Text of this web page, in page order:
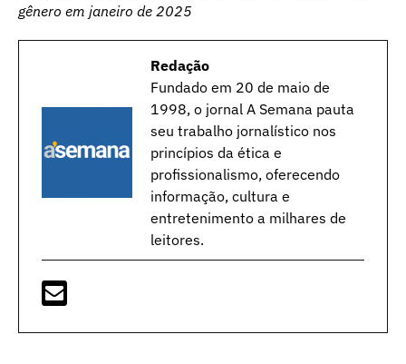
gênero em janeiro de 2025
Redação
Fundado em 20 de maio de
1998, o jornal A Semana pauta
seu trabalho jornalístico nos
princípios da ética e
profissionalismo, oferecendo
informação, cultura e
entretenimento a milhares de
leitores.